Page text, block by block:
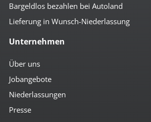
Bargeldlos bezahlen bei Autoland
Lieferung in Wunsch-Niederlassung
Unternehmen
Über uns
Jobangebote
Niederlassungen
Presse